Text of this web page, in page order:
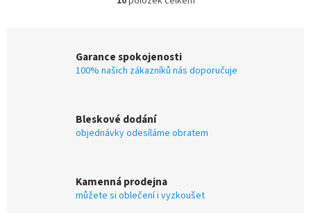
O
d
a
p
r
v
v
ý
Garance spokojenosti
100% našich zákazníků nás doporučuje
Bleskové dodání
objednávky odesíláme obratem
Kamenná prodejna
můžete si oblečení i vyzkoušet